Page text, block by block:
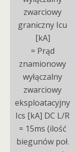
zwarciowy
graniczny Icu
[kA]
= Prąd
znamionowy
wyłączalny
zwarciowy
eksploatacyjny
Ics [kA] DC L/R
= 15ms (ilość
biegunów poł.